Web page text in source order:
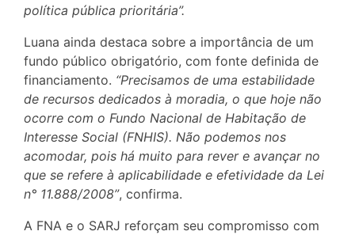
política pública prioritária”.
Luana ainda destaca sobre a importância de um
fundo público obrigatório, com fonte definida de
financiamento. “Precisamos de uma estabilidade
de recursos dedicados à moradia, o que hoje não
ocorre com o Fundo Nacional de Habitação de
Interesse Social (FNHIS). Não podemos nos
acomodar, pois há muito para rever e avançar no
que se refere à aplicabilidade e efetividade da Lei
n° 11.888/2008”, confirma.
A FNA e o SARJ reforçam seu compromisso com